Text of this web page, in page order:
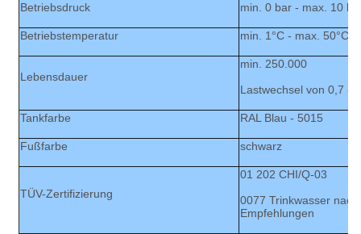
Betriebsdruck min. 0 bar - max. 10
Betriebstemperatur min. 1°C - max. 50°C
Lebensdauer
min. 250.000
Lastwechsel von 0,7 -
Tankfarbe RAL Blau - 5015
Fußfarbe schwarz
TÜV-Zertifizierung
01 202 CHI/Q-03
0077 Trinkwasser
Empfehlungen